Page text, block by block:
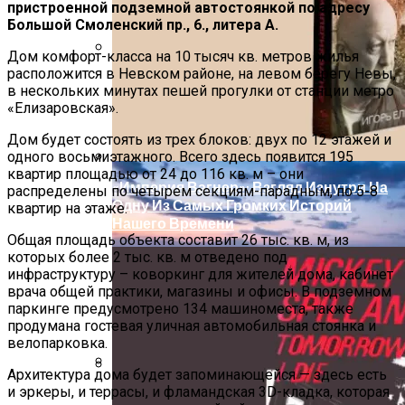
Строительство Домов На
Рекреационной Набережной
В Локации «Золотого Треугольника»
Обзор Противовирусного Препарата
Изучайте Транзитный Анализ Онлайн С
Как Планировать Самостоятельное
Путешествие: 8 Ключевых Моментов
«Империя Вагнер»: Взгляд Изнутри На
Одну Из Самых Громких Историй
Нашего Времени
пристроенной подземной автостоянкой по адресу
Большой Смоленский пр., 6., литера А.
Дом комфорт-класса на 10 тысяч кв. метров жилья
расположится в Невском районе, на левом берегу Невы,
в нескольких минутах пешей прогулки от станции метро
«Елизаровская».
Дом будет состоять из трех блоков: двух по 12 этажей и
одного восьмиэтажного. Всего здесь появится 195
квартир площадью от 24 до 116 кв. м – они
распределены по четырем секциям-парадным, по 5-8
квартир на этаже.
Общая площадь объекта составит 26 тыс. кв. м, из
которых более 2 тыс. кв. м отведено под
инфраструктуру – коворкинг для жителей дома, кабинет
врача общей практики, магазины и офисы. В подземном
паркинге предусмотрено 134 машиноместа, также
продумана гостевая уличная автомобильная стоянка и
велопарковка.
Архитектура дома будет запоминающейся — здесь есть
и эркеры, и террасы, и фламандская 3D-кладка, которая